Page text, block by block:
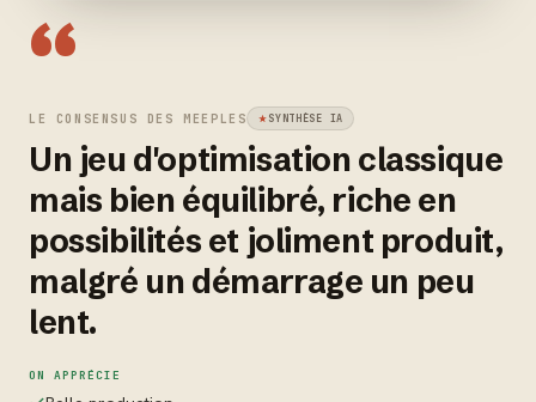
“
LE CONSENSUS DES MEEPLES SYNTHÈSE IA
Un jeu d'optimisation classique
mais bien équilibré, riche en
possibilités et joliment produit,
malgré un démarrage un peu
lent.
ON APPRÉCIE